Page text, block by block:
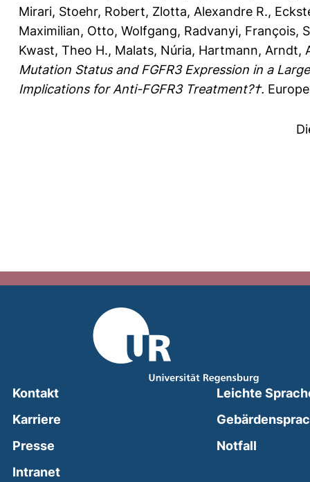
Mirari, Stoehr, Robert, Zlotta, Alexandre R.,
Maximilian, Otto, Wolfgang, Radvanyi, François,
Kwast, Theo H., Malats, Núria, Hartmann, Arndt,
Mutation Status and FGFR3 Expression in a
Implications for Anti-FGFR3 Treatment?†.
Kontakt
Karriere
Presse
Intranet(external link, opens in a new window)
Leichte
Notfall